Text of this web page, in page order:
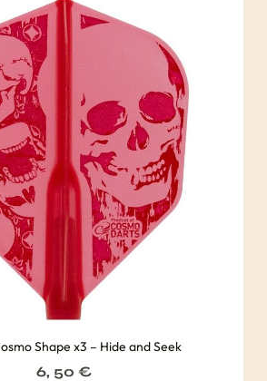
Shape x3 – Hide and Seek
6, 50 €